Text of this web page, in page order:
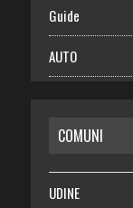
Guide
AUTO
RISPARMIO
SALUTE
COMUNI
UDINE